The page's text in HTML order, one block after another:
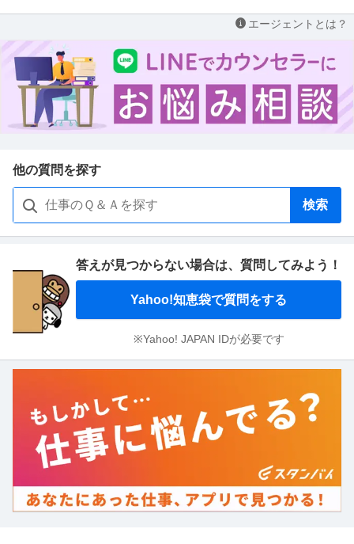
エージェントとは？
他の質問を探す
検索
答えが見つからない場合は、 質問してみよう！
Yahoo!知恵袋で質問をする
※Yahoo! JAPAN IDが必要です